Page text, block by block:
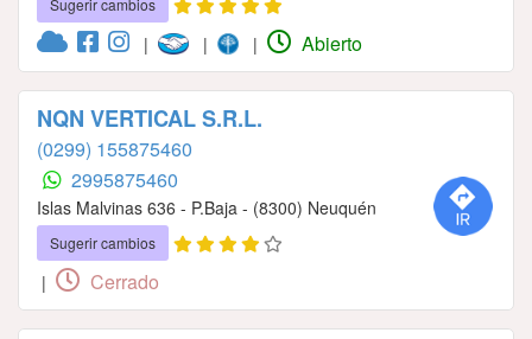
| | | Abierto
NQN VERTICAL S.R.L.
(0299) 155875460
2995875460
Islas Malvinas 636 - P.Baja - (8300) Neuquén
Sugerir cambios
| Cerrado